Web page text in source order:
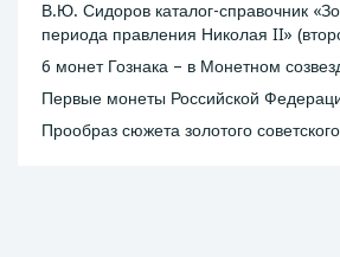
В.Ю. Сидоров каталог-справочник
периода правления Николая II»
6 монет Гознака – в Монетном
Первые монеты Российской
Прообраз сюжета золотого